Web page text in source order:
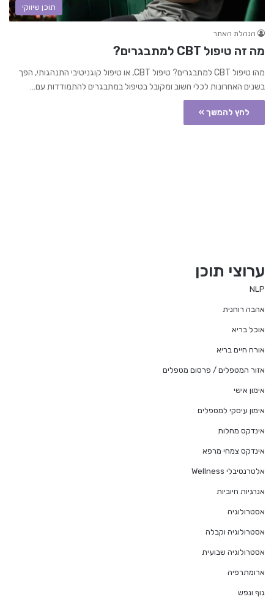
תוכן שיווקי
הנהלת האתר
מה זה טיפול CBT למתבגרים?
מהו טיפול CBT למתבגרים? טיפול CBT, או טיפול קוגניטיבי התנהגותי, הפך
בשנים האחרונות לכלי חשוב ומקובל בטיפול במתבגרים להתמודדות עם…
לחץ להמשך »
ערוצי תוכן
NLP
אהבה רוחנית
אוכל בריא
אורח חיים בריא
אזור המטפלים / פרסום מטפלים
אימון אישי
אימון עיסקי למטפלים
אינדקס מחלות
אינדקס צמחי מרפא
אלטרנטיבלי Wellness
אנרגיות חיוביות
אסטרולוגיה
אסטרולוגיה וקבלה
אסטרולוגיה שבועית
ארומתרפיה
גוף ונפש